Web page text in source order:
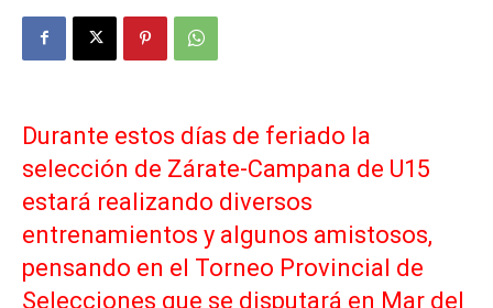
Durante estos días de feriado la
selección de Zárate-Campana de U15
estará realizando diversos
entrenamientos y algunos amistosos,
pensando en el Torneo Provincial de
Selecciones que se disputará en Mar del